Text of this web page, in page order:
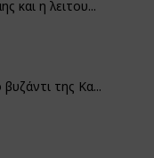
και η λειτου...
της Κα...